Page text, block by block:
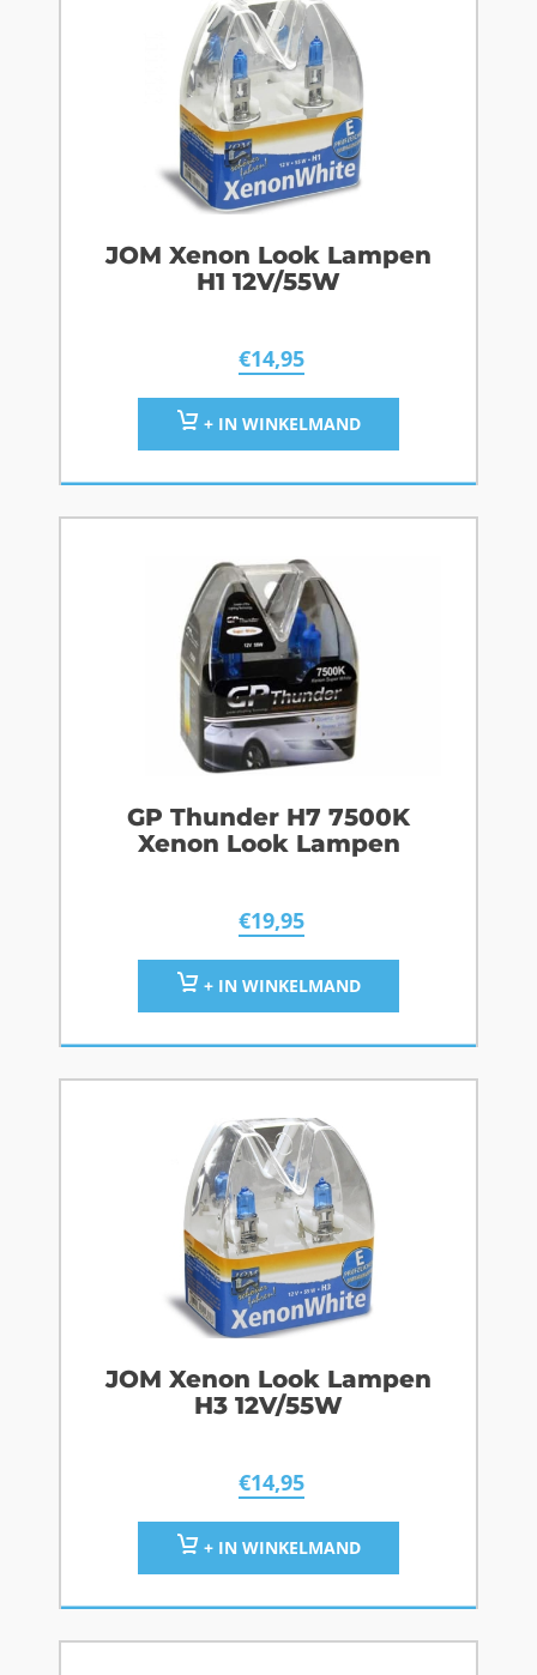
JOM Xenon Look Lampen
H1 12V/55W
€14,95
+ IN WINKELMAND
GP Thunder H7 7500K
Xenon Look Lampen
€19,95
+ IN WINKELMAND
JOM Xenon Look Lampen
H3 12V/55W
€14,95
+ IN WINKELMAND